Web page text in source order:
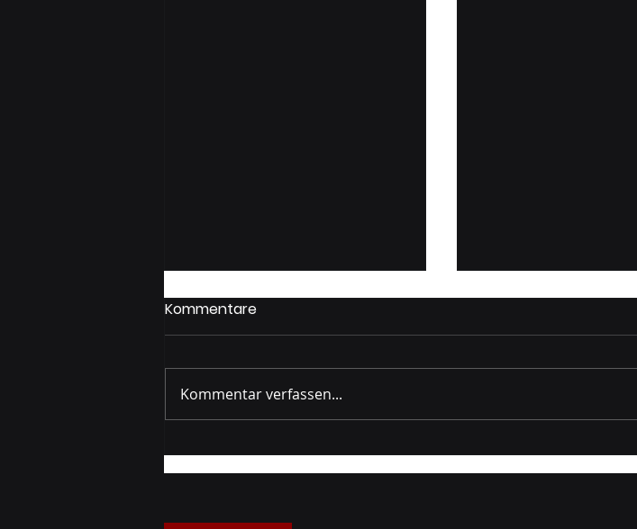
Gruppenprobe Berg
05/2026
Gruppenprobe
05/2026
Kommentare
Kommentar verfassen...